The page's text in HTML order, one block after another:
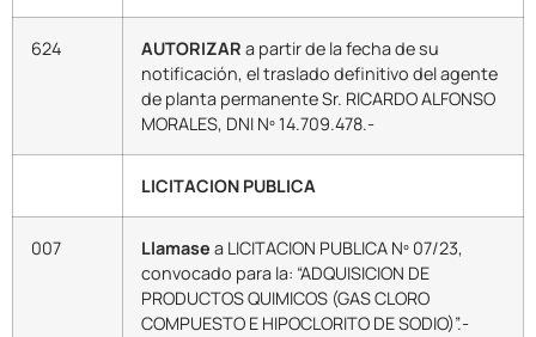
624 AUTORIZAR a partir de la fecha de su
notificación, el traslado definitivo del agente
de planta permanente Sr. RICARDO ALFONSO
MORALES, DNI Nº 14.709.478.-
LICITACION PUBLICA
007 Llamase a LICITACION PUBLICA Nº 07/23,
convocado para la: “ADQUISICION DE
PRODUCTOS QUIMICOS (GAS CLORO
COMPUESTO E HIPOCLORITO DE SODIO)”.-